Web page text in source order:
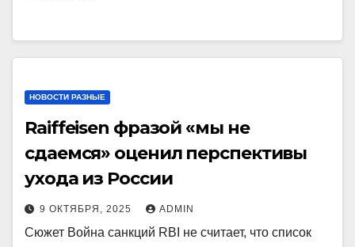
НОВОСТИ РАЗНЫЕ
Raiffeisen фразой «мы не
сдаемся» оценил перспективы
ухода из России
9 ОКТЯБРЯ, 2025 ADMIN
Сюжет Война санкций RBI не считает, что список